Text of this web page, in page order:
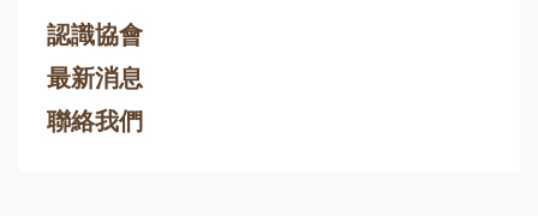
認識協會
最新消息
聯絡我們